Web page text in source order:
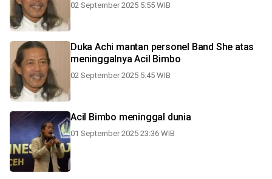
02 September 2025 5:55 WIB
Duka Achi mantan personel Band She atas
meninggalnya Acil Bimbo
02 September 2025 5:45 WIB
Acil Bimbo meninggal dunia
01 September 2025 23:36 WIB